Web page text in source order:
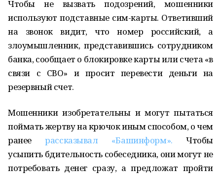
Чтобы не вызвать подозрений, мошенники
используют подставные сим-карты. Ответивший
на звонок видит, что номер российский, а
злоумышленник, представившись сотрудником
банка, сообщает о блокировке карты или счета «в
связи с СВО» и просит перевести деньги на
резервный счет.
Мошенники изобретательны и могут пытаться
поймать жертву на крючок иным способом, о чем
ранеерассказывал «Башинформ». Чтобы
усыпить бдительность собеседника, они могут не
потребовать денег сразу, а предложат пройти